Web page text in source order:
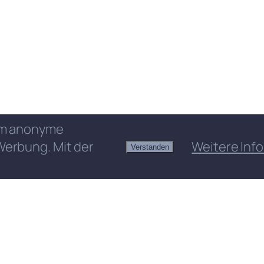
anonyme
Mit der
Verstanden Weitere